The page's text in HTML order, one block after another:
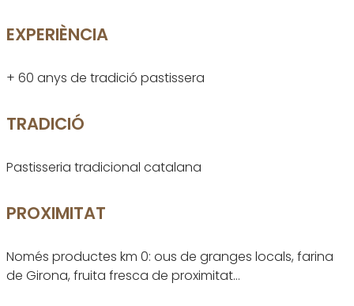
EXPERIÈNCIA
+ 60 anys de tradició pastissera
TRADICIÓ
Pastisseria tradicional catalana
PROXIMITAT
Només productes km 0: ous de granges locals, farina
de Girona, fruita fresca de proximitat…